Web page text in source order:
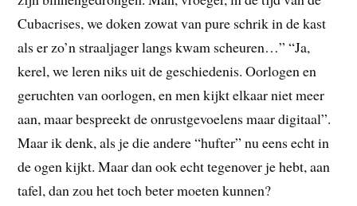
Cubacrises, we doken zowat van pure schrik in de kast
als er zo’n straaljager langs kwam scheuren…” “Ja,
kerel, we leren niks uit de geschiedenis. Oorlogen en
geruchten van oorlogen, en men kijkt elkaar niet meer
aan, maar bespreekt de onrustgevoelens maar digitaal”.
Maar ik denk, als je die andere “hufter” nu eens echt in
de ogen kijkt. Maar dan ook echt tegenover je hebt, aan
tafel, dan zou het toch beter moeten kunnen?